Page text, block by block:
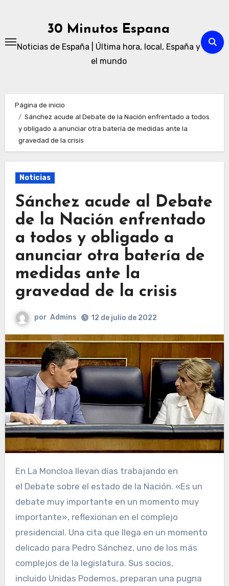
30 Minutos Espana
Noticias de España | Última hora, local, España y
el mundo
Página de inicio
Sánchez acude al Debate de la Nación enfrentado a todos
y obligado a anunciar otra batería de medidas ante la
gravedad de la crisis
Noticias
Sánchez acude al Debate
de la Nación enfrentado
a todos y obligado a
anunciar otra batería de
medidas ante la
gravedad de la crisis
por Admins 12 de julio de 2022
En La Moncloa llevan días trabajando en
el Debate sobre el estado de la Nación. «Es un
debate muy importante en un momento muy
importante», reflexionan en el complejo
presidencial. Una cita que llega en un momento
delicado para Pedro Sánchez, uno de los más
complejos de la legislatura. Sus socios,
incluido Unidas Podemos, preparan una pugna